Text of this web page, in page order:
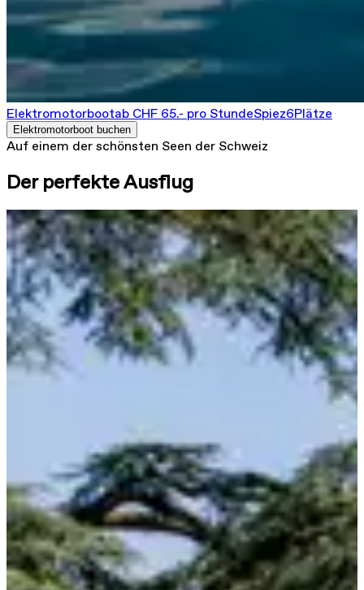
Elektromotorbootab CHF 65.- pro StundeSpiez6Plätze
Elektromotorboot buchen
Auf einem der schönsten Seen der Schweiz
Der perfekte Ausflug